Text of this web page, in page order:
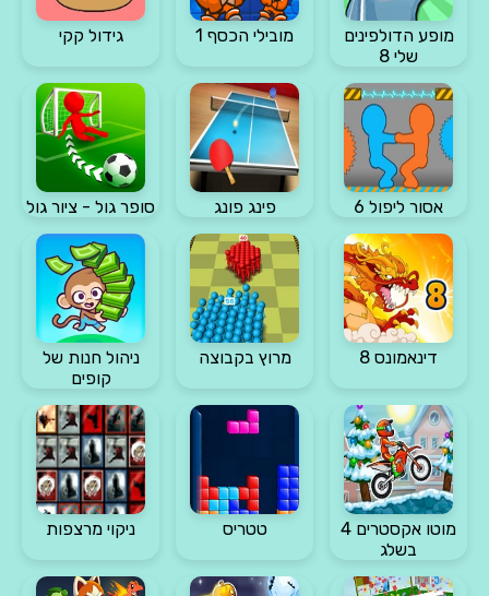
מופע הדולפינים
שלי 8
מובילי הכסף 1 גידול קקי
אסור ליפול 6 פינג פונג סופר גול - ציור גול
דינאמונס 8 מרוץ בקבוצה
ניהול חנות של
קופים
מוטו אקסטרים 4
בשלג
טטריס ניקוי מרצפות